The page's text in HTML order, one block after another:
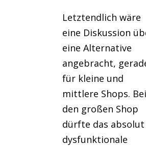
Letztendlich wäre
eine Diskussion
eine Alternative
angebracht,
für kleine und
mittlere Shops. Bei
den großen Shop
dürfte das absolut
dysfunktionale